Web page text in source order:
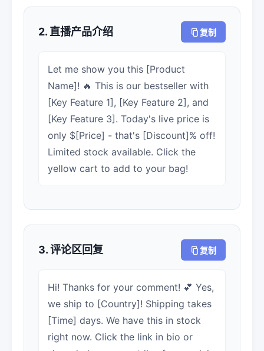
2. 直播产品介绍 复制
Let me show you this [Product
Name]! 🔥 This is our bestseller with
[Key Feature 1], [Key Feature 2], and
[Key Feature 3]. Today's live price is
only $[Price] - that's [Discount]% off!
Limited stock available. Click the
yellow cart to add to your bag!
3. 评论区回复 复制
Hi! Thanks for your comment! 💕 Yes,
we ship to [Country]! Shipping takes
[Time] days. We have this in stock
right now. Click the link in bio or